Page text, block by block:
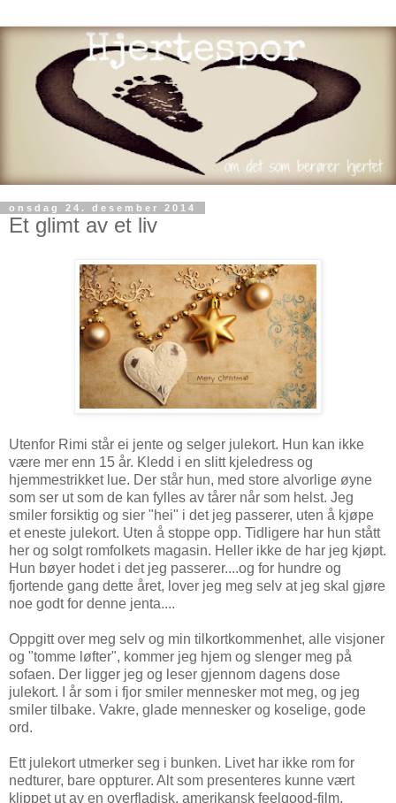
onsdag 24. desember 2014
Et glimt av et liv
Utenfor Rimi står ei jente og selger julekort. Hun kan ikke
være mer enn 15 år. Kledd i en slitt kjeledress og
hjemmestrikket lue. Der står hun, med store alvorlige øyne
som ser ut som de kan fylles av tårer når som helst. Jeg
smiler forsiktig og sier "hei" i det jeg passerer, uten å kjøpe
et eneste julekort. Uten å stoppe opp. Tidligere har hun stått
her og solgt romfolkets magasin. Heller ikke de har jeg kjøpt.
Hun bøyer hodet i det jeg passerer....og for hundre og
fjortende gang dette året, lover jeg meg selv at jeg skal gjøre
noe godt for denne jenta....
Oppgitt over meg selv og min tilkortkommenhet, alle visjoner
og "tomme løfter", kommer jeg hjem og slenger meg på
sofaen. Der ligger jeg og leser gjennom dagens dose
julekort. I år som i fjor smiler mennesker mot meg, og jeg
smiler tilbake. Vakre, glade mennesker og koselige, gode
ord.
Ett julekort utmerker seg i bunken. Livet har ikke rom for
nedturer, bare oppturer. Alt som presenteres kunne vært
klippet ut av en overfladisk, amerikansk feelgood-film.